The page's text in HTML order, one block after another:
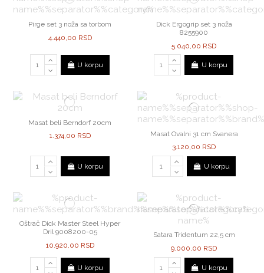
Pirge set 3 noža sa torbom
4.440,00 RSD
U korpu
Dick Ergogrip set 3 noža
8255900
5.040,00 RSD
U korpu
Masat beli Berndorf 20cm
1.374,00 RSD
U korpu
Masat Ovalni 31 cm Svanera
3.120,00 RSD
U korpu
Oštrač Dick Master Steel Hyper
Dril 9008200-05
10.920,00 RSD
U korpu
Satara Tridentum 22,5 cm
9.000,00 RSD
U korpu